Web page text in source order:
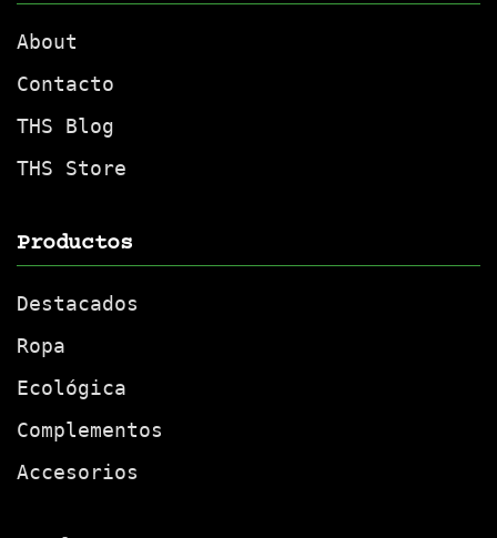
About
Contacto
THS Blog
THS Store
Productos
Destacados
Ropa
Ecológica
Complementos
Accesorios